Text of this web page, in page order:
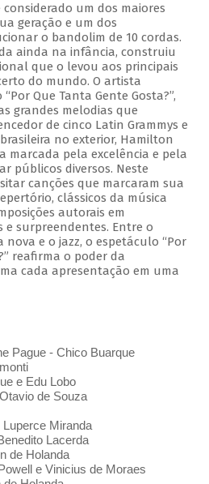
um dos maiores
geração e um dos
o bandolim de 10 cordas.
ainda na infância, construiu
que o levou aos principais
do mundo. O artista
Que Tanta Gente Gosta?”,
grandes melodias que
de cinco Latin Grammys e
no exterior, Hamilton
marcada pela excelência e pela
públicos diversos. Neste
canções que marcaram sua
clássicos da música
autorais em
e surpreendentes. Entre o
nova e o jazz, o espetáculo “Por
reafirma o poder da
cada apresentação em uma
Pague - Chico Buarque
e Edu Lobo
de Souza
Miranda
Lacerda
de Holanda
e Vinicius de Moraes